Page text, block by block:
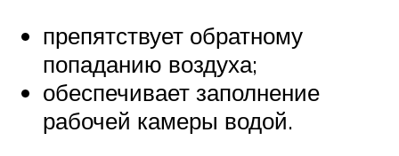
препятствует обратному
попаданию воздуха;
обеспечивает заполнение
рабочей камеры водой.